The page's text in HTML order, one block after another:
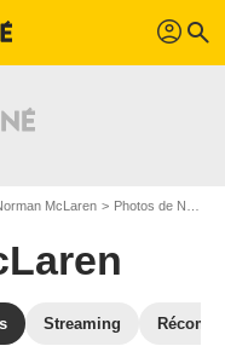
profil search
McLaren Photos de Norman McLaren
Streaming